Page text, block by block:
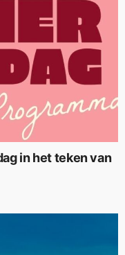
in het teken van